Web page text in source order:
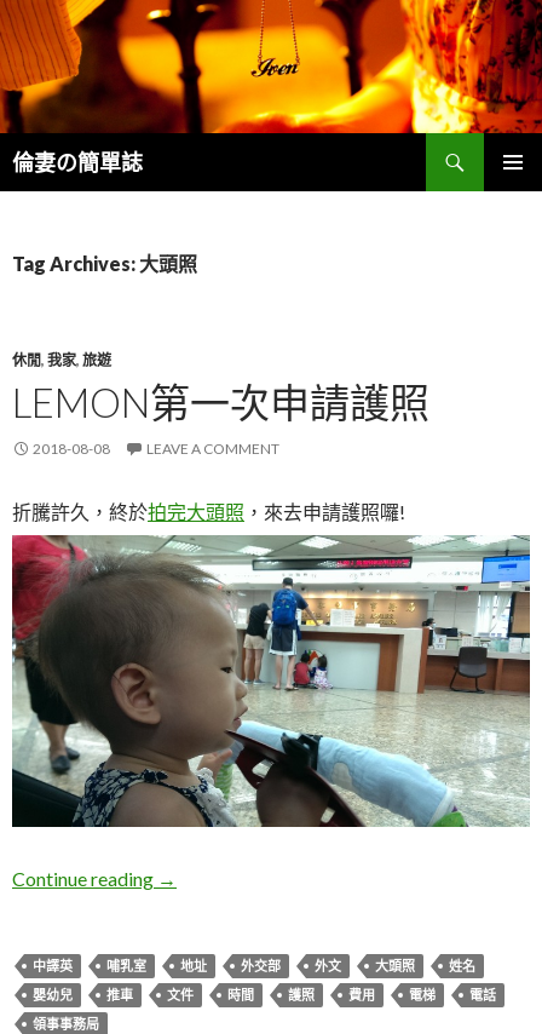
倫妻の簡單誌
Search
Tag Archives: 大頭照
休閒, 我家, 旅遊
LEMON第一次申請護照
2018-08-08 LEAVE A COMMENT
折騰許久，終於拍完大頭照 ，來去申請護照囉!
Continue reading Lemon第一次申請護照
→
中譯英 哺乳室 地址 外交部 外文 大頭照
姓名
嬰幼兒
推車 文件 時間 護照 費用 電梯
電話
領事事務局